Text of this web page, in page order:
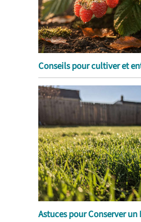
Conseils pour cultiver et
Astuces pour Conserver un